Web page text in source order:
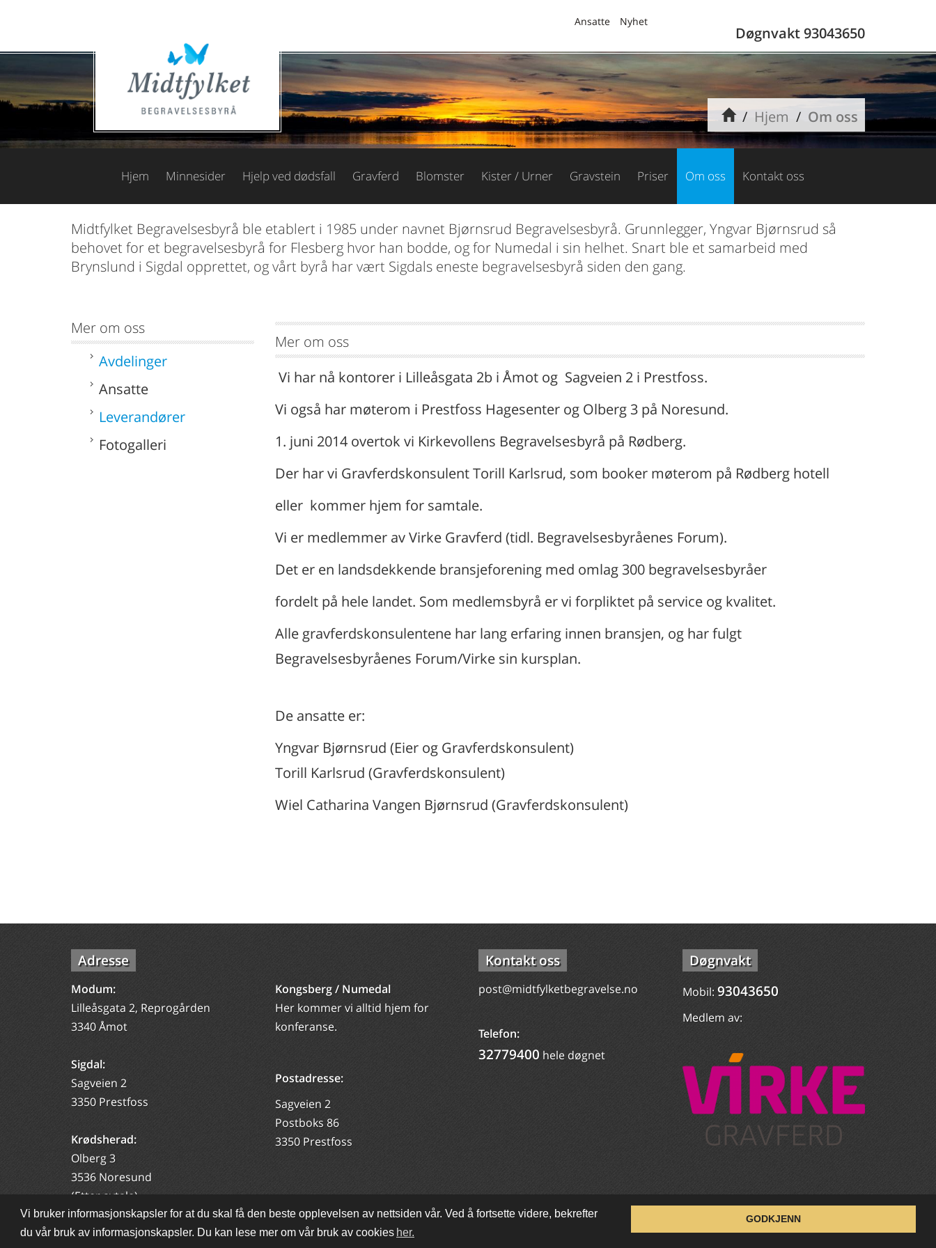
Vi bruker informasjonskapsler for at du skal få den beste opplevelsen av nettsiden vår. Ved å fortsette videre, bekrefter
du vår bruk av informasjonskapsler. Du kan lese mer om vår bruk av cookies her.
GODKJENN
Ansatte Nyhet
Døgnvakt 93043650
Hjem Om oss
Hjem Minnesider Hjelp ved dødsfall Gravferd Blomster Kister / Urner Gravstein Priser Om oss Kontakt oss
Midtfylket Begravelsesbyrå ble etablert i 1985 under navnet Bjørnsrud Begravelsesbyrå. Grunnlegger, Yngvar Bjørnsrud så
behovet for et begravelsesbyrå for Flesberg hvor han bodde, og for Numedal i sin helhet. Snart ble et samarbeid med
Brynslund i Sigdal opprettet, og vårt byrå har vært Sigdals eneste begravelsesbyrå siden den gang.
Mer om oss
Avdelinger
Ansatte
Leverandører
Fotogalleri
Mer om oss
Vi har nå kontorer i Lilleåsgata 2b i Åmot og Sagveien 2 i Prestfoss.
Vi også har møterom i Prestfoss Hagesenter og Olberg 3 på Noresund.
1. juni 2014 overtok vi Kirkevollens Begravelsesbyrå på Rødberg.
Der har vi Gravferdskonsulent Torill Karlsrud, som booker møterom på Rødberg hotell
eller kommer hjem for samtale.
Vi er medlemmer av Virke Gravferd (tidl. Begravelsesbyråenes Forum).
Det er en landsdekkende bransjeforening med omlag 300 begravelsesbyråer
fordelt på hele landet. Som medlemsbyrå er vi forpliktet på service og kvalitet.
Alle gravferdskonsulentene har lang erfaring innen bransjen, og har fulgt
Begravelsesbyråenes Forum/Virke sin kursplan.
De ansatte er:
Yngvar Bjørnsrud (Eier og Gravferdskonsulent)
Torill Karlsrud (Gravferdskonsulent)
Wiel Catharina Vangen Bjørnsrud (Gravferdskonsulent)
Adresse
Modum:
Lilleåsgata 2, Reprogården
3340 Åmot
Sigdal:
Sagveien 2
3350 Prestfoss
Krødsherad:
Olberg 3
3536 Noresund
(Etter avtale)
Kongsberg / Numedal
Her kommer vi alltid hjem for
konferanse.
Postadresse:
Sagveien 2
Postboks 86
3350 Prestfoss
Kontakt oss
post@midtfylketbegravelse.no
Telefon:
32779400 hele døgnet
Døgnvakt
Mobil:93043650
Medlem av:
Midtfylket Begravelsesbyrå AS